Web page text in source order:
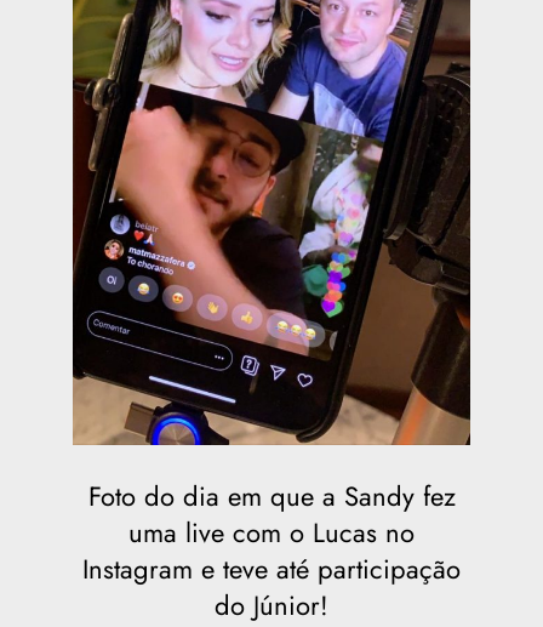
Foto do dia em que a Sandy fez
uma live com o Lucas no
Instagram e teve até participação
do Júnior!